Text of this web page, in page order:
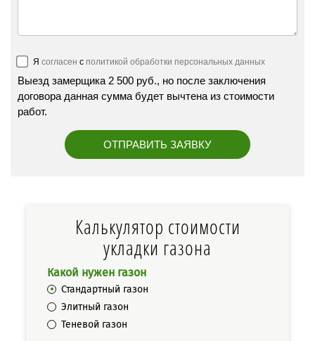
Я согласен с политикой обработки персональных данных
Выезд замерщика 2 500 руб., но после заключения
договора данная сумма будет вычтена из стоимости
работ.
Калькулятор стоимости
укладки газона
Какой нужен газон
Стандартный газон
Элитный газон
Теневой газон